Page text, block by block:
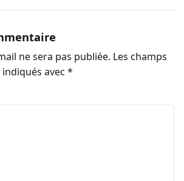
ne sera pas publiée. Les champs
avec *